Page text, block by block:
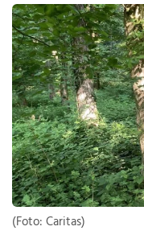
(Foto: Caritas)